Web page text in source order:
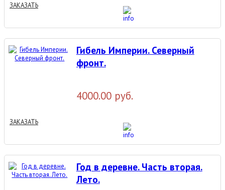
ЗАКАЗАТЬ
Гибель Империи. Северный
фронт.
4000.00 руб.
ЗАКАЗАТЬ
Год в деревне. Часть вторая.
Лето.